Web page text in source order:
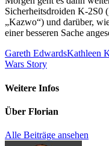
Sicherheitsdroiden K-2S0
„Kazwo“) und darüber,
einer besseren Sache
Gareth EdwardsKathleen
Wars Story
Weitere Infos
Über Florian
Alle Beiträge ansehen